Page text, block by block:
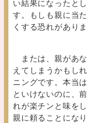
い結果になったと
す。もしも親に当
くする恐れがあり
または、親があ
えてしまうかもし
ニングです。本当
といけないのに、
れが楽チンと味を
親に頼ることにな